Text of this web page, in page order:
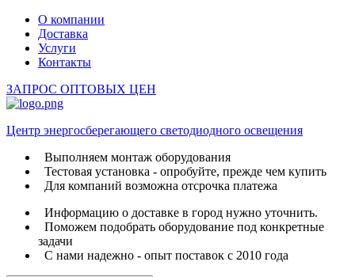
О компании
Доставка
Услуги
Контакты
ЗАПРОС ОПТОВЫХ ЦЕН
Центр энергосберегающего светодиодного освещения
Выполняем монтаж оборудования
Тестовая установка - опробуйте, прежде чем купить
Для компаний возможна отсрочка платежа
Информацию о доставке в город нужно уточнить.
Поможем подобрать оборудование под конкретные
задачи
С нами надежно - опыт поставок с 2010 года